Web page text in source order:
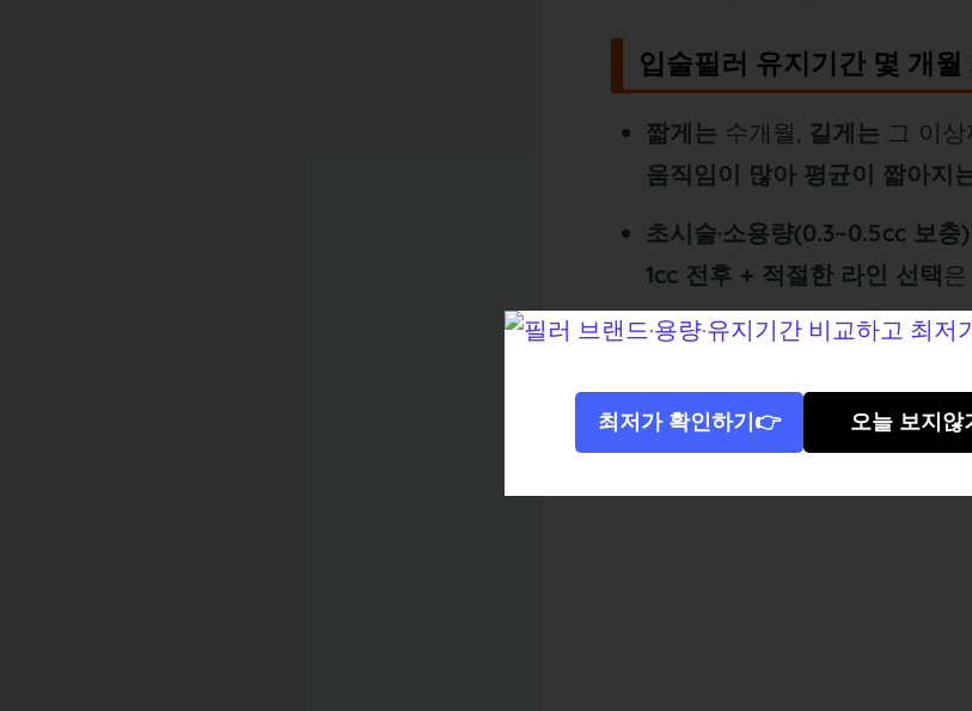
입술필러 유지기간 몇 개
짧게는 수개월, 길게는 그 이
움직임이 많아 평균이 짧아지
초시술·소용량(0.3~0.5cc 보충)
1cc 전후 + 적절한 라인 선택
리터치(소량 보정)를 계획에
최저가 확인하기👉 오늘 보지않